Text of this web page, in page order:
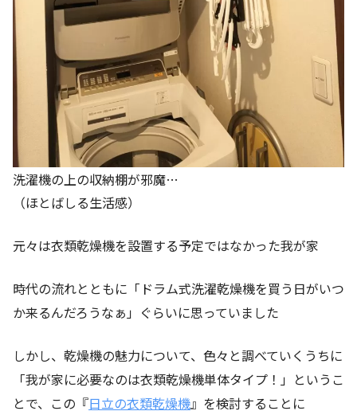
洗濯機の上の収納棚が邪魔…
（ほとばしる生活感）
元々は衣類乾燥機を設置する予定ではなかった我が家
時代の流れとともに「ドラム式洗濯乾燥機を買う日がいつ
か来るんだろうなぁ」ぐらいに思っていました
しかし、乾燥機の魅力について、色々と調べていくうちに
「我が家に必要なのは衣類乾燥機単体タイプ！」というこ
とで、この『日立の衣類乾燥機』を検討することに